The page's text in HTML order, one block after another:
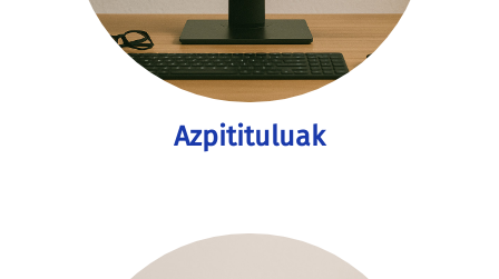
Azpitituluak